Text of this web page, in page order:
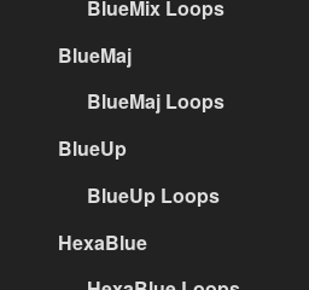
BlueMix Loops
BlueMaj
BlueMaj Loops
BlueUp
BlueUp Loops
HexaBlue